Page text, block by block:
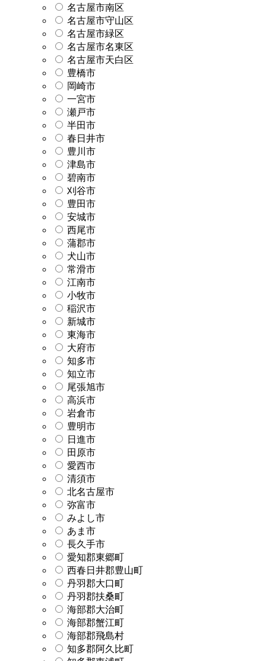
名古屋市南区
名古屋市守山区
名古屋市緑区
名古屋市名東区
名古屋市天白区
豊橋市
岡崎市
一宮市
瀬戸市
半田市
春日井市
豊川市
津島市
碧南市
刈谷市
豊田市
安城市
西尾市
蒲郡市
犬山市
常滑市
江南市
小牧市
稲沢市
新城市
東海市
大府市
知多市
知立市
尾張旭市
高浜市
岩倉市
豊明市
日進市
田原市
愛西市
清須市
北名古屋市
弥富市
みよし市
あま市
長久手市
愛知郡東郷町
西春日井郡豊山町
丹羽郡大口町
丹羽郡扶桑町
海部郡大治町
海部郡蟹江町
海部郡飛島村
知多郡阿久比町